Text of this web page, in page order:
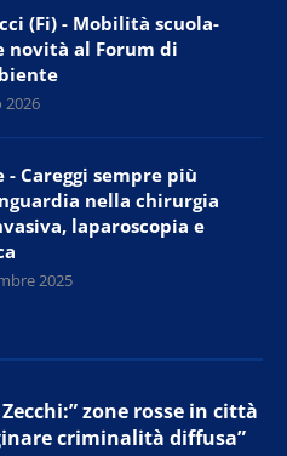
(Fi) - Mobilità scuola-
novità al Forum di
2026
- Careggi sempre più
nella chirurgia
laparoscopia e
2025
zone rosse in città
criminalità diffusa”